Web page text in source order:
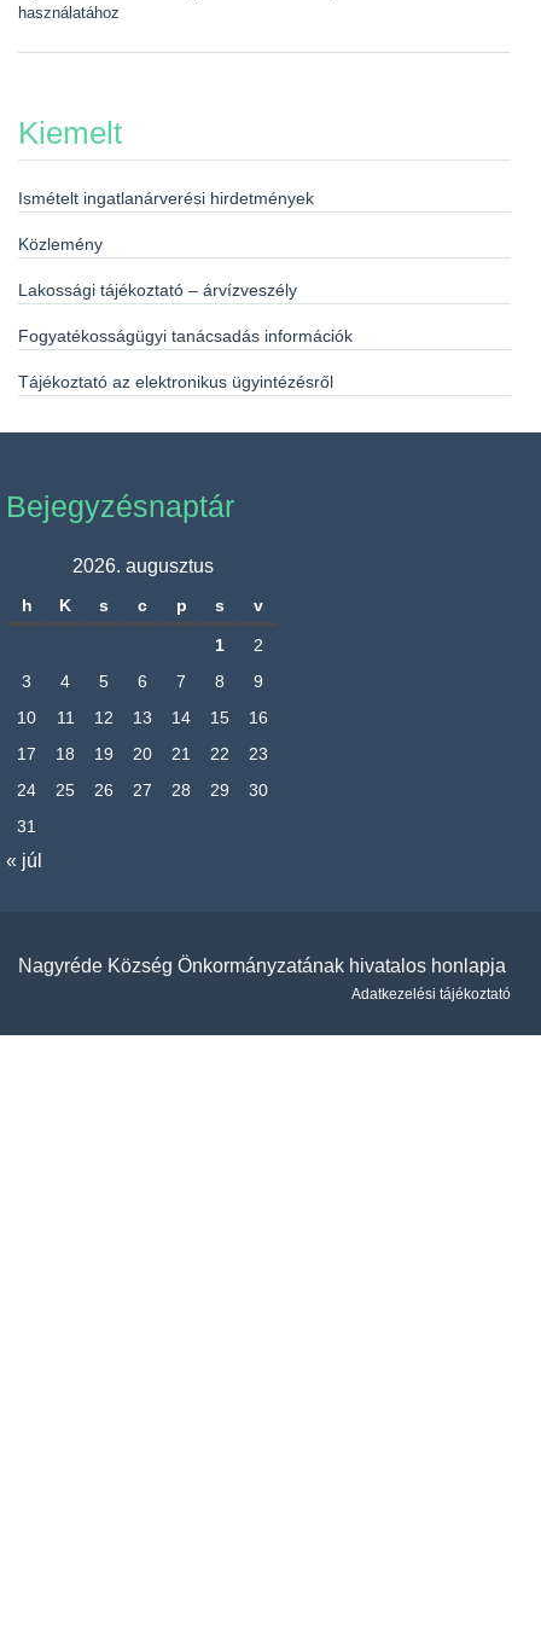
használatához
Kiemelt
Ismételt ingatlanárverési hirdetmények
Közlemény
Lakossági tájékoztató – árvízveszély
Fogyatékosságügyi tanácsadás információk
Tájékoztató az elektronikus ügyintézésről
Bejegyzésnaptár
2026. augusztus
h K s c p s v
1
2
3
4 5 6 7 8
9
10
11 12 13 14 15
16
17
18 19 20 21 22
23
24
25 26 27 28 29
30
31
« júl
Nagyréde Község Önkormányzatának hivatalos honlapja
Adatkezelési tájékoztató